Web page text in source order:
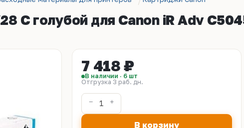
C голубой для Canon iR Adv
7 418 ₽
В наличии · 6 шт
Отгрузка 3 раб. дн.
В корзину